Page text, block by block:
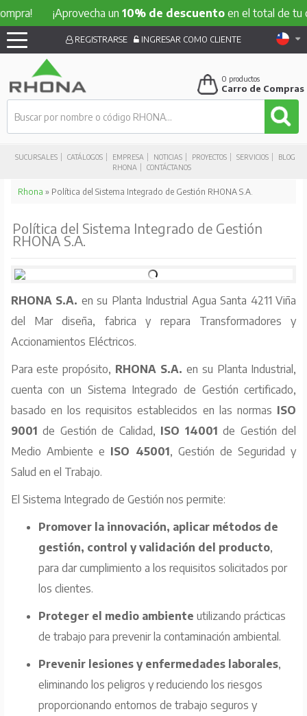
¡Aprovecha un10% de descuentoen el total de tu
SUCURSALES CATÁLOGOS EMPRESA NOTICIAS PROYECTOS SERVICIOS
BLOG
RHONA
CONTÁCTANOS
REGISTRARSE INGRESAR COMO CLIENTE
0 productos
Carro de Compras
Rhona » Política del Sistema Integrado de Gestión RHONA S.A.
Política del Sistema Integrado de Gestión
RHONA S.A.
RHONA S.A. en su Planta Industrial Agua Santa 4211 Viña
del Mar diseña, fabrica y repara Transformadores y
Accionamientos Eléctricos.
Para este propósito, RHONA S.A. en su Planta Industrial,
cuenta con un Sistema Integrado de Gestión certificado,
basado en los requisitos establecidos en las normas ISO
9001 de Gestión de Calidad, ISO 14001 de Gestión del
Medio Ambiente e ISO 45001, Gestión de Seguridad y
Salud en el Trabajo.
El Sistema Integrado de Gestión nos permite:
Promover la innovación, aplicar métodos de
gestión, control y validación del producto,
para dar cumplimiento a los requisitos solicitados por
los clientes.
Proteger el medio ambiente utilizando prácticas
de trabajo para prevenir la contaminación ambiental.
Prevenir lesiones y enfermedades laborales,
eliminando los peligros y reduciendo los riesgos
proporcionando entornos de trabajo seguros y